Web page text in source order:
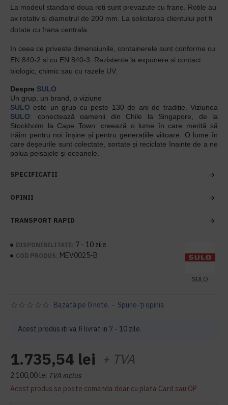
La modeul standard doua roti sunt prevazute cu frane. Rotile au
ax rotativ si diametrul de 200 mm. La solicitarea clientului pot fi
dotate cu frana centrala.
In ceea ce priveste dimensiunile, containerele sunt conforme cu
EN 840-2 si cu EN 840-3. Rezistente la expunere si contact
biologic, chimic sau cu razele UV.
Despre SULO
Un grup, un brand, o viziune
SULO este un grup cu peste 130 de ani de tradiție. Viziunea
SULO: conectează oamenii din Chile la Singapore, de la
Stockholm la Cape Town: creează o lume în care merită să
trăim pentru noi înșine și pentru generațiile viitoare. O lume în
care deșeurile sunt colectate, sortate și reciclate înainte de a ne
polua peisajele și oceanele.
SPECIFICATII
OPINII
TRANSPORT RAPID
DISPONIBILITATE: 7 - 10 zile
COD PRODUS: MEV0025-B
SULO
Acest produs iti va fi livrat in 7 - 10 zile.
Bazată pe 0 note. - Spune-ţi opinia
1.735,54 lei + TVA
2.100,00 lei TVA inclus
Acest produs se poate comanda doar cu plata Card sau OP